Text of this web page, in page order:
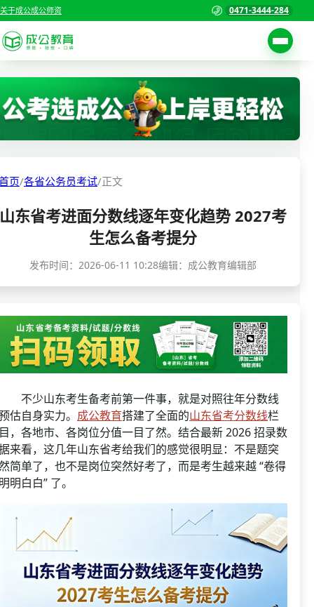
关于成公成公师资 0471-3444-284
考试公告
职位表
准考证打印
成绩查询
分数线
资格复审
面试补录
历年真题
首页
国家公务员考试
三支一扶考试
警察/辅警考试
国企/银行考试
页/各省公务员考试/正文
山东省考进面分数线逐年变化趋势 2027考
生怎么备考提分
发布时间： 2026-06-11 10:28编辑：成公教育编辑部
少山东考生备考前第一件事，就是对照往年分数线
估自身实力。 成公教育搭建了全面的山东省考分数线栏
，各地市、各岗位分值一目了然。结合最新 2026 招录数
来看，这几年山东省考给我们的感觉很明显：不是题突
简单了，也不是岗位突然好考了，而是考生越来越 “卷得
明白白” 了。